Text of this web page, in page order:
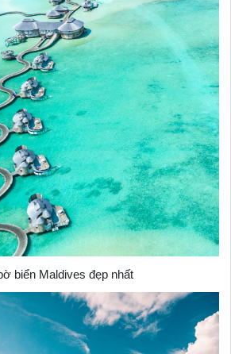
biển Maldives đẹp nhất